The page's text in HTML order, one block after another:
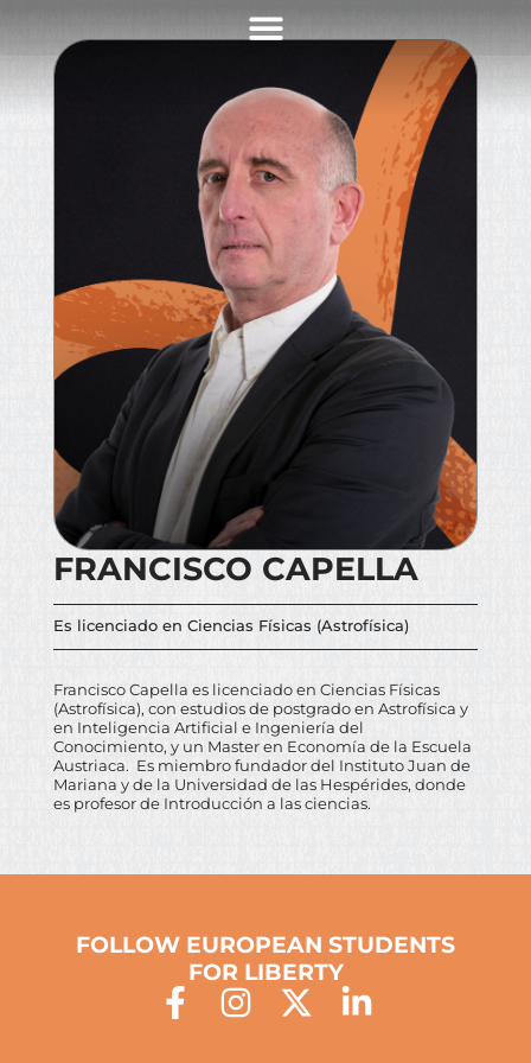
FRANCISCO CAPELLA
Es licenciado en Ciencias Físicas (Astrofísica)
Francisco Capella es licenciado en Ciencias Físicas
(Astrofísica), con estudios de postgrado en Astrofísica y
en Inteligencia Artificial e Ingeniería del
Conocimiento, y un Master en Economía de la Escuela
Austriaca. Es miembro fundador del Instituto Juan de
Mariana y de la Universidad de las Hespérides, donde
es profesor de Introducción a las ciencias.
FOLLOW EUROPEAN STUDENTS
FOR LIBERTY